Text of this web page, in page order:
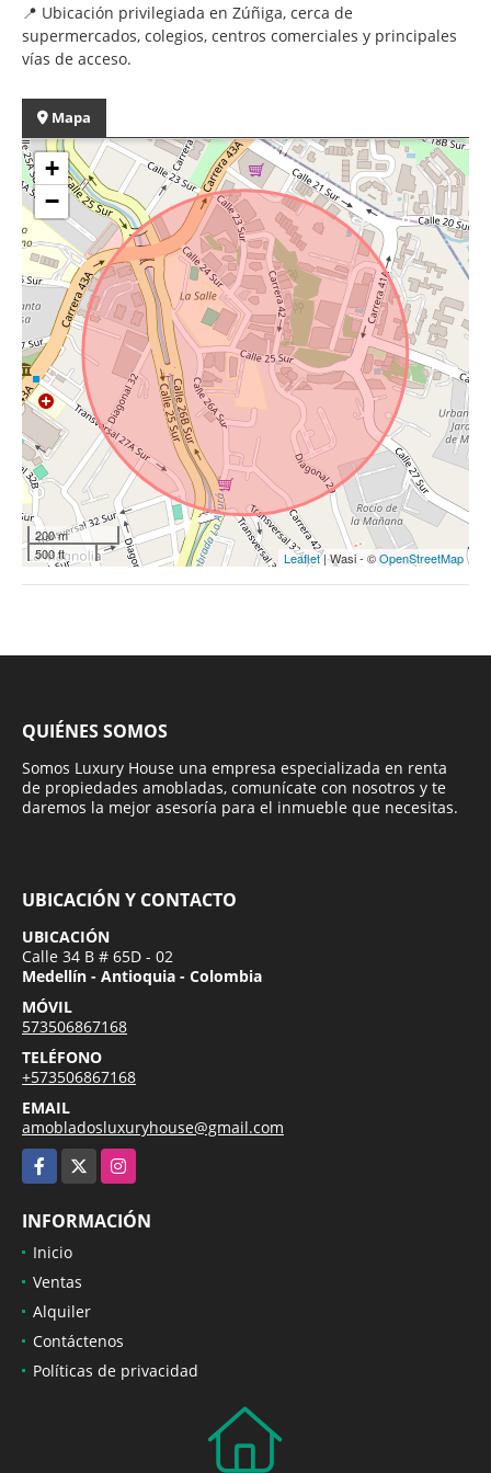
📍 Ubicación privilegiada en Zúñiga, cerca de
supermercados, colegios, centros comerciales y principales
vías de acceso.
Mapa
+
−
200 m
500 ft
Leaflet| Wasi - ©OpenStreetMap
QUIÉNES SOMOS
Somos Luxury House una empresa especializada en renta
de propiedades amobladas, comunícate con nosotros y te
daremos la mejor asesoría para el inmueble que necesitas.
UBICACIÓN Y CONTACTO
UBICACIÓN
Calle 34 B # 65D - 02
Medellín - Antioquia - Colombia
MÓVIL
573506867168
TELÉFONO
+573506867168
EMAIL
amobladosluxuryhouse@gmail.com
Facebook
Instagram
INFORMACIÓN
Inicio
Ventas
Alquiler
Contáctenos
Políticas de privacidad